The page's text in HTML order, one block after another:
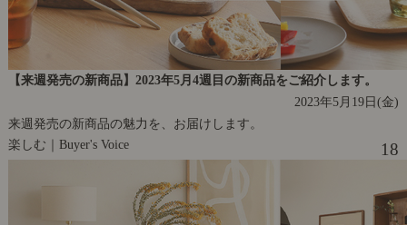
【来週発売の新商品】2023年5月4週目の新商品をご紹介します。
2023年5月19日(金)
来週発売の新商品の魅力を、お届けします。
楽しむ｜Buyer's Voice
18